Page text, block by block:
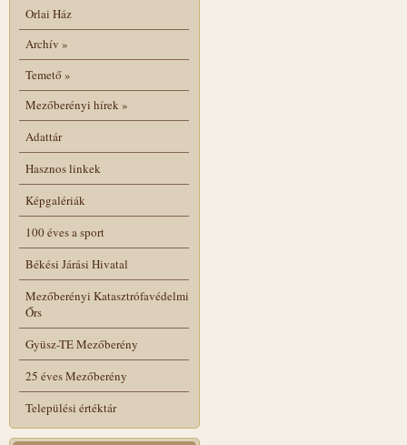
Orlai Ház
Archív »
Temető»
Mezőberényi hírek»
Adattár
Hasznos linkek
Képgalériák
100 éves a sport
Békési Járási Hivatal
Mezőberényi Katasztrófavédelmi
Őrs
Gyüsz-TE Mezőberény
25 éves Mezőberény
Települési értéktár